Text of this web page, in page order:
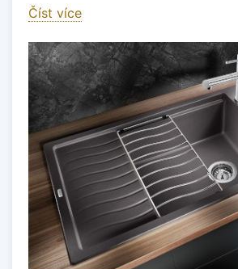
Číst více